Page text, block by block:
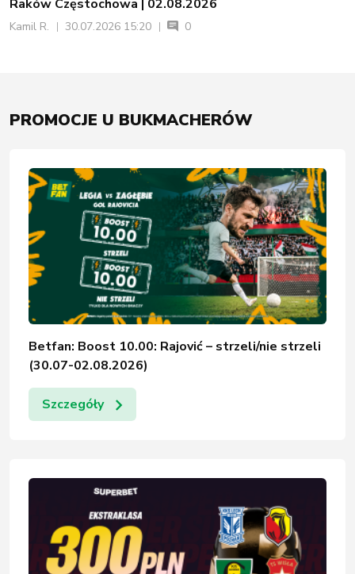
PROMOCJE U BUKMACHERÓW
Betfan: Boost 10.00: Rajović – strzeli/nie strzeli
(30.07-02.08.2026)
Szczegóły
Superbet: Bonus 300 PLN za gola wybranej